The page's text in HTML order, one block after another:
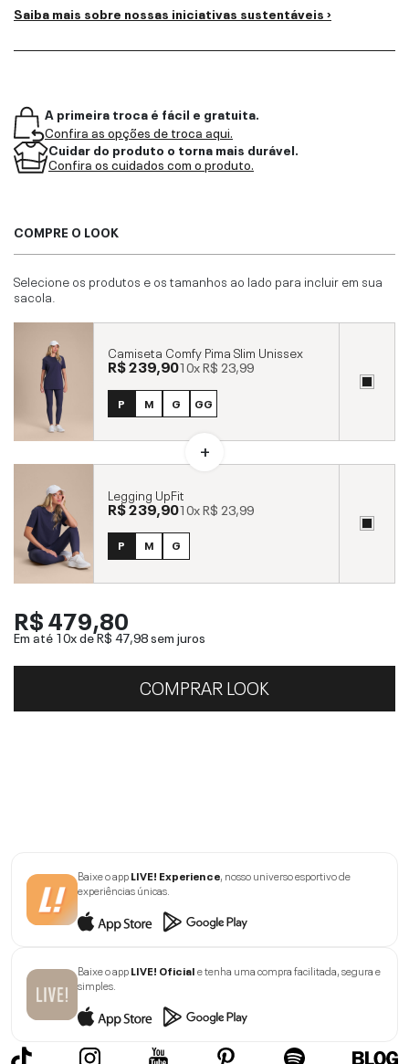
Saiba mais sobre nossas iniciativas sustentáveis ›
A primeira troca é fácil e gratuita.
Confira as opções de troca aqui.
Cuidar do produto o torna mais durável.
Confira os cuidados com o produto.
COMPRE O LOOK
Selecione os produtos e os tamanhos ao lado para incluir em sua
sacola.
Camiseta Comfy Pima Slim Unissex
R$ 239,9010xR$ 23,99
P M G GG
Legging UpFit
R$ 239,9010xR$ 23,99
P M G
R$ 479,80
Em até 10x deR$ 47,98sem juros
COMPRAR LOOK
Baixe o appLIVE! Experience , nosso universo esportivo de
experiências únicas.
Baixe o appLIVE! Oficiale tenha uma compra facilitada, segura e
simples.